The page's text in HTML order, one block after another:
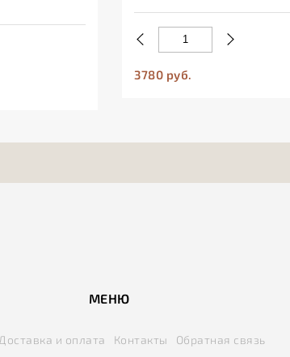
3780 руб.
МЕНЮ
Доставка и оплата Контакты
Обратная связь